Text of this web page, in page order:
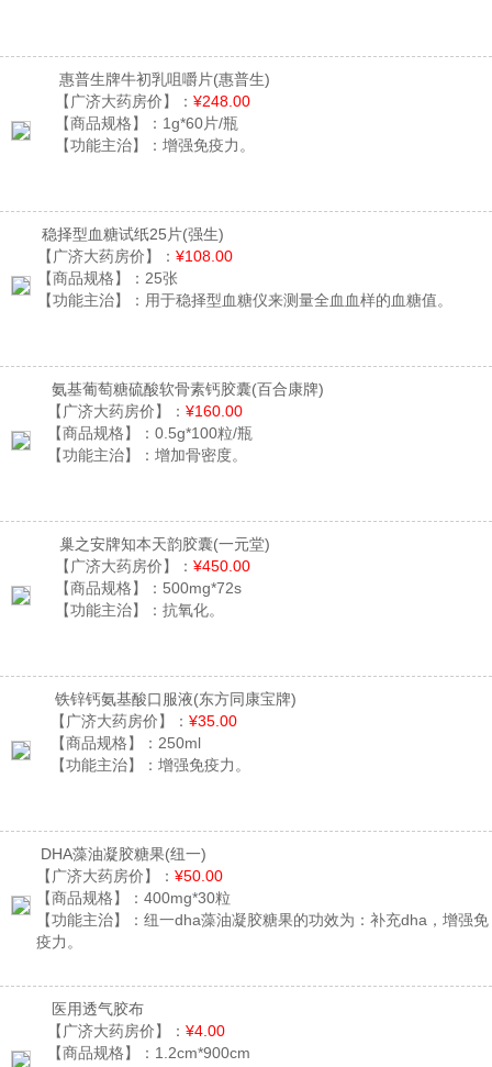
惠普生牌牛初乳咀嚼片(惠普生)
【广济大药房价】： ¥248.00
【商品规格】： 1g*60片/瓶
【功能主治】： 增强免疫力。
稳择型血糖试纸25片(强生)
【广济大药房价】： ¥108.00
【商品规格】： 25张
【功能主治】： 用于稳择型血糖仪来测量全血血样的血糖值。
氨基葡萄糖硫酸软骨素钙胶囊(百合康牌)
【广济大药房价】： ¥160.00
【商品规格】： 0.5g*100粒/瓶
【功能主治】： 增加骨密度。
巢之安牌知本天韵胶囊(一元堂)
【广济大药房价】： ¥450.00
【商品规格】： 500mg*72s
【功能主治】： 抗氧化。
铁锌钙氨基酸口服液(东方同康宝牌)
【广济大药房价】： ¥35.00
【商品规格】： 250ml
【功能主治】： 增强免疫力。
DHA藻油凝胶糖果(纽一)
【广济大药房价】： ¥50.00
【商品规格】： 400mg*30粒
【功能主治】： 纽一dha藻油凝胶糖果的功效为：补充dha，增强免
疫力。
医用透气胶布
【广济大药房价】： ¥4.00
【商品规格】： 1.2cm*900cm